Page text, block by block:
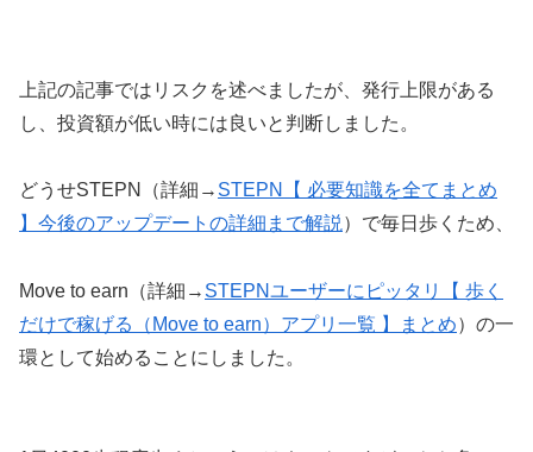
上記の記事ではリスクを述べましたが、発行上限がある
し、投資額が低い時には良いと判断しました。
どうせSTEPN（詳細→ STEPN【 必要知識を全てまとめ
】今後のアップデートの詳細まで解説 ）で毎日歩くため、
Move to earn（詳細→ STEPNユーザーにピッタリ【 歩く
だけで稼げる（Move to earn）アプリ一覧 】まとめ）の一
環として始めることにしました。